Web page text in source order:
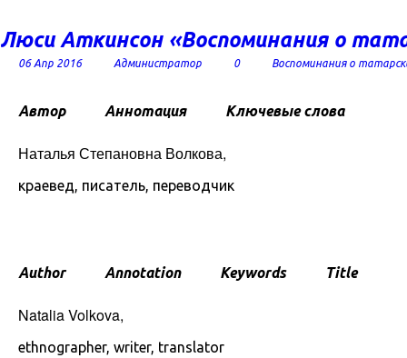
Люси Аткинсон «Воспоминания о
06 Апр 2016 Администратор 0 Воспоминания о
Автор Аннотация Ключевые слова
Наталья Степановна Волкова,
краевед, писатель, переводчик
Author Annotation Keywords Title
Natalia Volkova,
ethnographer, writer, translator
Об
авторе